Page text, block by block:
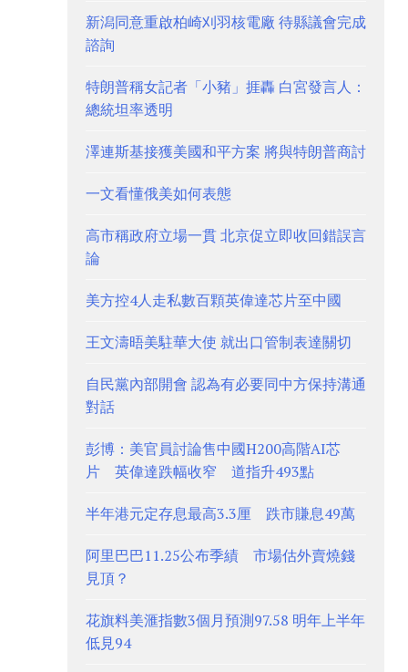
新潟同意重啟柏崎刈羽核電廠 待縣議會完成
諮詢
特朗普稱女記者「小豬」捱轟 白宮發言人：
總統坦率透明
澤連斯基接獲美國和平方案 將與特朗普商討
一文看懂俄美如何表態
高市稱政府立場一貫 北京促立即收回錯誤言
論
美方控4人走私數百顆英偉達芯片至中國
王文濤晤美駐華大使 就出口管制表達關切
自民黨內部開會 認為有必要同中方保持溝通
對話
彭博：美官員討論售中國H200高階AI芯
片 英偉達跌幅收窄 道指升493點
半年港元定存息最高3.3厘 跌市賺息49萬
阿里巴巴11.25公布季績 市場估外賣燒錢
見頂？
花旗料美滙指數3個月預測97.58 明年上半年
低見94